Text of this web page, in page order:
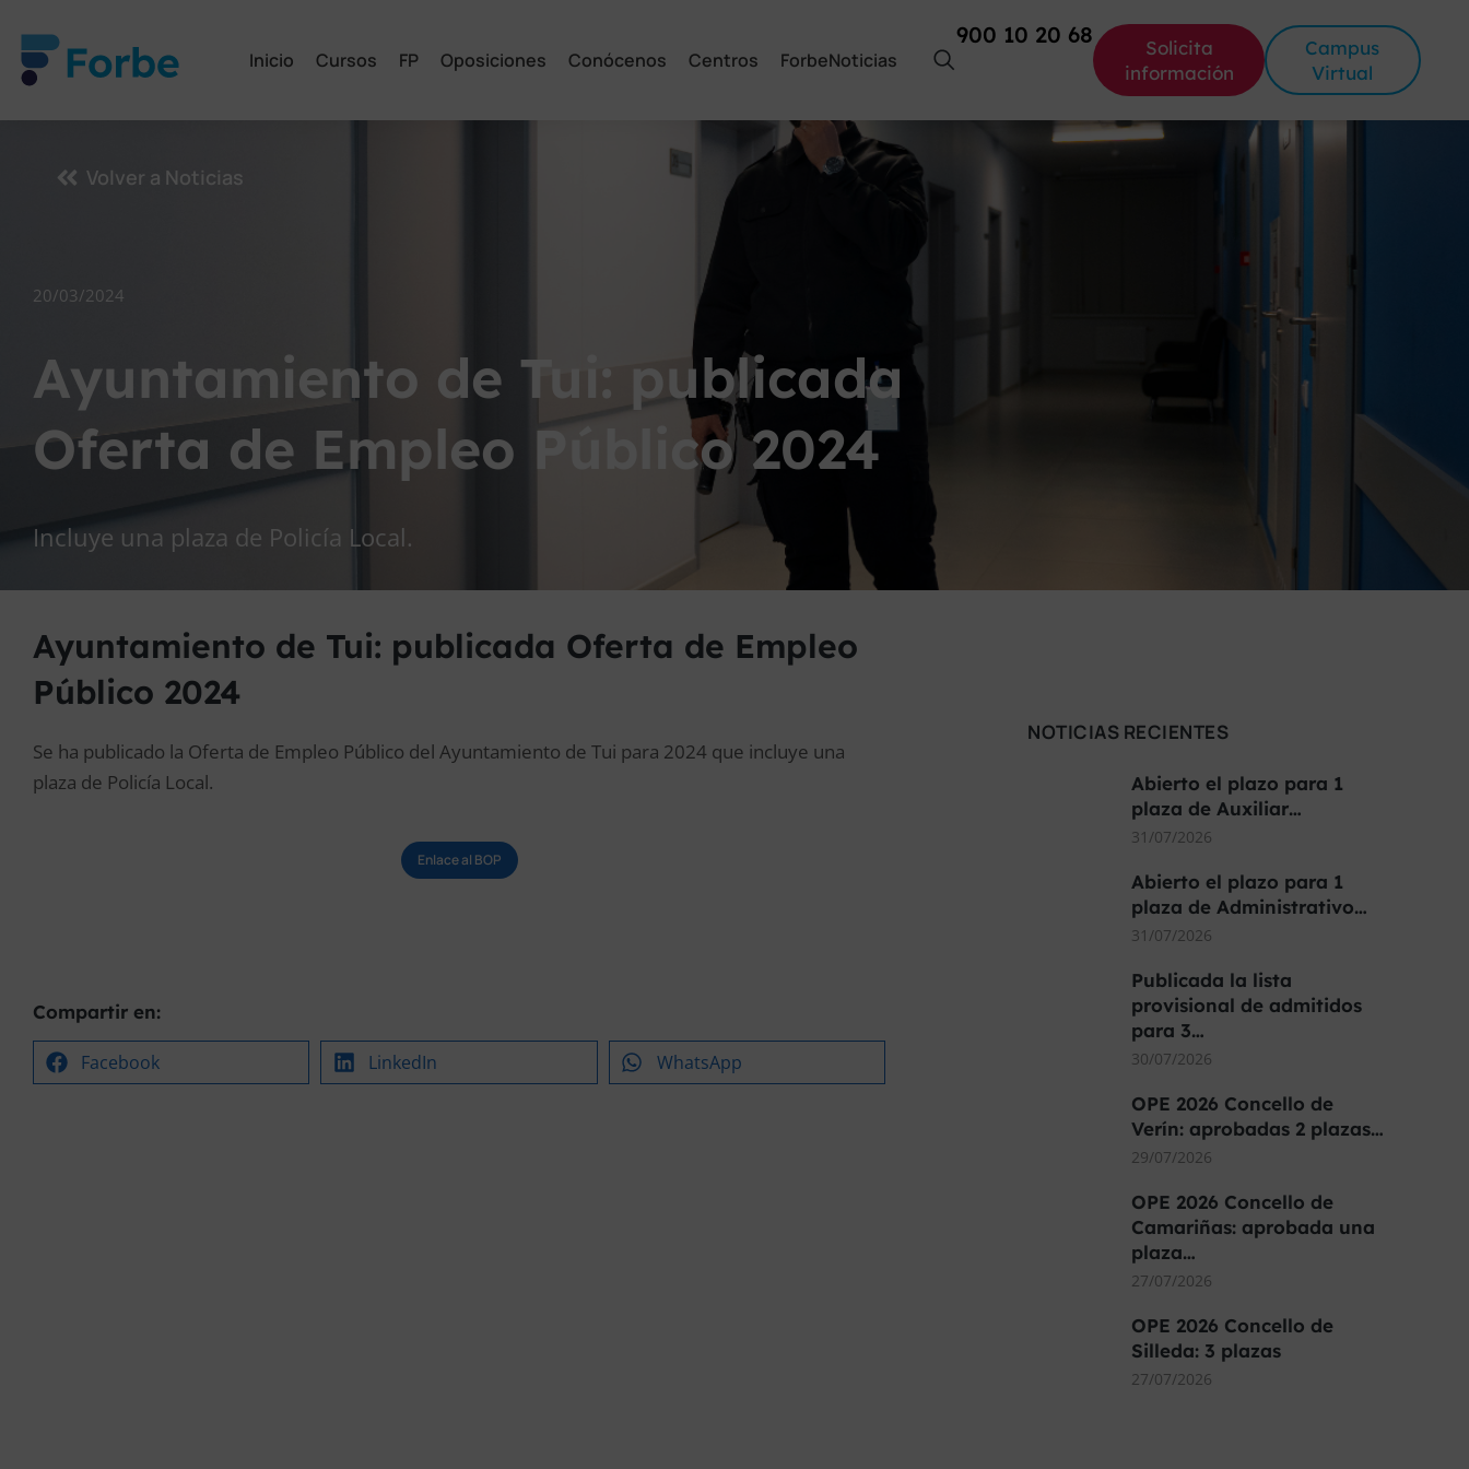
Inicio Cursos FP Oposiciones Conócenos Centros ForbeNoticias
900 10 20 68
Solicita
información
Campus
Virtual
Volver a Noticias
20/03/2024
Ayuntamiento de Tui: publicada
Oferta de Empleo Público 2024
Incluye una plaza de Policía Local.
Ayuntamiento de Tui: publicada Oferta de Empleo
Público 2024
Se ha publicado la Oferta de Empleo Público del Ayuntamiento de Tui para 2024 que incluye una
plaza de Policía Local.
Enlace al BOP
Compartir en:
Facebook LinkedIn WhatsApp
NOTICIAS RECIENTES
Abierto el plazo para 1
plaza de Auxiliar…
31/07/2026
Abierto el plazo para 1
plaza de Administrativo…
31/07/2026
Publicada la lista
provisional de admitidos
para 3…
30/07/2026
OPE 2026 Concello de
Verín: aprobadas 2 plazas…
29/07/2026
OPE 2026 Concello de
Camariñas: aprobada una
plaza…
27/07/2026
OPE 2026 Concello de
Silleda: 3 plazas
27/07/2026